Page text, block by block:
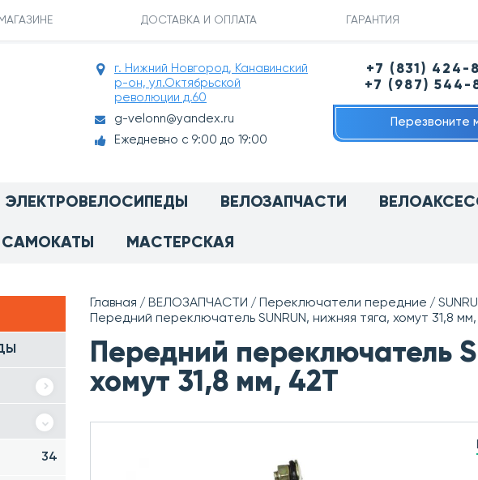
ДОСТАВКА И ОПЛАТА ГАРАНТИЯ
г. Нижний Новгород, Канавинский
р-он, ул.Октябрьской
революции д.60
g-velonn@yandex.ru
Ежедневно с 9:00 до 19:00
+7 (831) 424-
+7 (987) 544-
Перезвоните
ЭЛЕКТРОВЕЛОСИПЕДЫ ВЕЛОЗАПЧАСТИ
САМОКАТЫ МАСТЕРСКАЯ
34
Главная ВЕЛОЗАПЧАСТИ Переключатели передние
Передний переключатель SUNRUN, нижняя тяга, хомут 31,8 мм,
Передний переключатель
хомут 31,8 мм, 42T